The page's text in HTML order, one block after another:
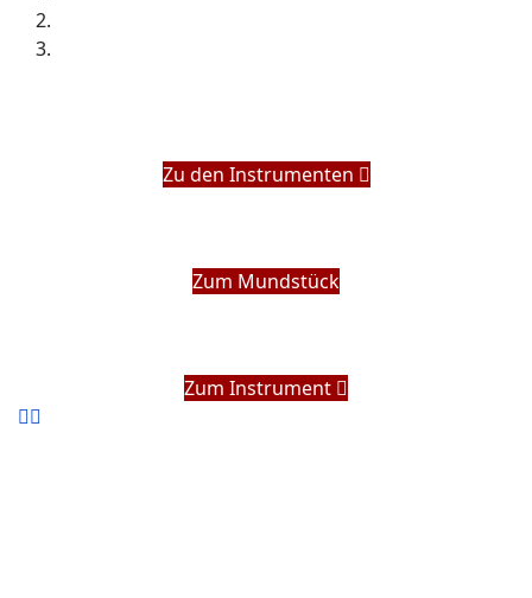
Zu den Instrumenten
Zum Mundstück
Zum Instrument